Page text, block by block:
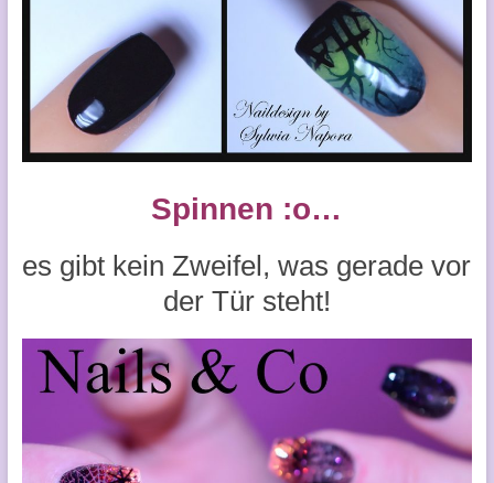
Spinnen :o…
es gibt kein Zweifel, was gerade vor
der Tür steht!